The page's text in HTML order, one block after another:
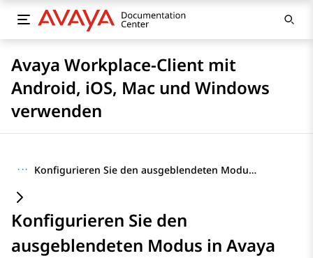
Avaya Workplace-Client mit
Android, iOS, Mac und Windows
verwenden
··· Konfigurieren Sie den ausgeblendeten Modus in Avaya Workplace-Client für Windows
Konfigurieren Sie den
ausgeblendeten Modus in Avaya